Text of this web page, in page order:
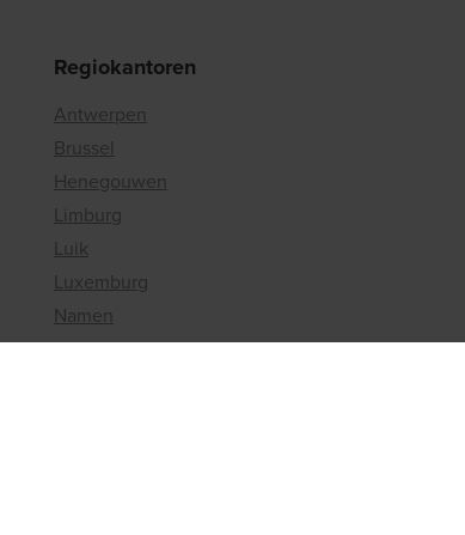
Regiokantoren
Antwerpen
Brussel
Henegouwen
Limburg
Luik
Luxemburg
Namen
Oost-Vlaanderen